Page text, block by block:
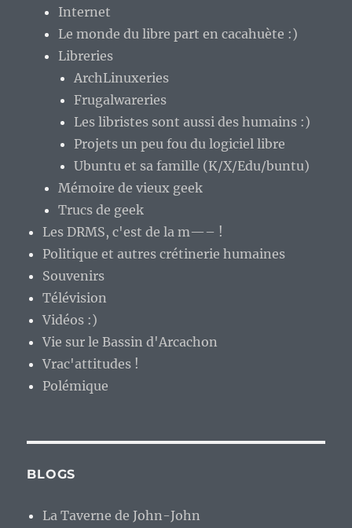
Internet
Le monde du libre part en cacahuète :)
Libreries
ArchLinuxeries
Frugalwareries
Les libristes sont aussi des humains :)
Projets un peu fou du logiciel libre
Ubuntu et sa famille (K/X/Edu/buntu)
Mémoire de vieux geek
Trucs de geek
Les DRMS, c'est de la m—– !
Politique et autres crétinerie humaines
Souvenirs
Télévision
Vidéos :)
Vie sur le Bassin d'Arcachon
Vrac'attitudes !
Polémique
BLOGS
La Taverne de John-John